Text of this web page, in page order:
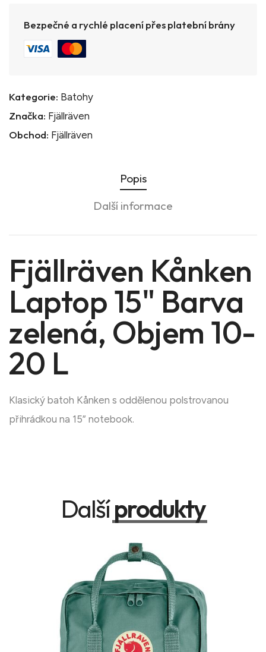
Bezpečné a rychlé placení přes platební brány
Kategorie: Batohy
Značka: Fjällräven
Obchod: Fjällräven
Popis
Další informace
Fjällräven Kånken
Laptop 15" Barva
zelená, Objem 10-
20 L
Klasický batoh Kånken s oddělenou polstrovanou
přihrádkou na 15” notebook.
Dalšíprodukty